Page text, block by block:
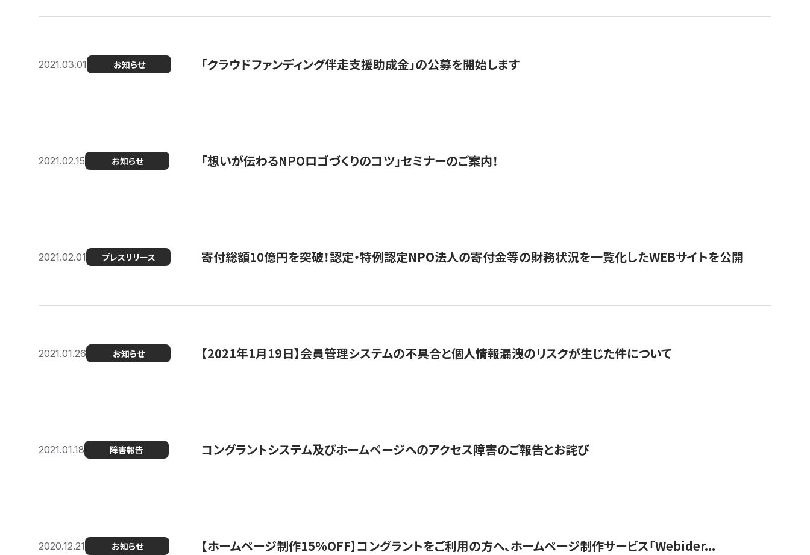
2021.03.01 お知らせ 「クラウドファンディング伴走支援助成金」の公募を開始します
2021.02.15 お知らせ 「想いが伝わるNPOロゴづくりのコツ」セミナーのご案内！
2021.02.01 プレスリリース 寄付総額10億円を突破！認定・特例認定NPO法人の寄付金等の財務状況を一覧化したWEBサイトを公開
2021.01.26 お知らせ 【2021年1月19日】会員管理システムの不具合と個人情報漏洩のリスクが生じた件について
2021.01.18 障害報告 コングラントシステム及びホームページへのアクセス障害のご報告とお詫び
2020.12.21 お知らせ 【ホームページ制作15％OFF】コングラントをご利用の方へ、ホームページ制作サービス「Webider...